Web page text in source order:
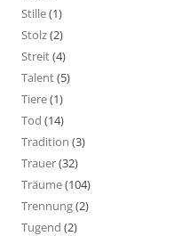
Stille(1)
Stolz(2)
Streit(4)
Talent(5)
Tiere(1)
Tod (14)
Tradition (3)
Trauer(32)
Träume(104)
Trennung(2)
Tugend (2)